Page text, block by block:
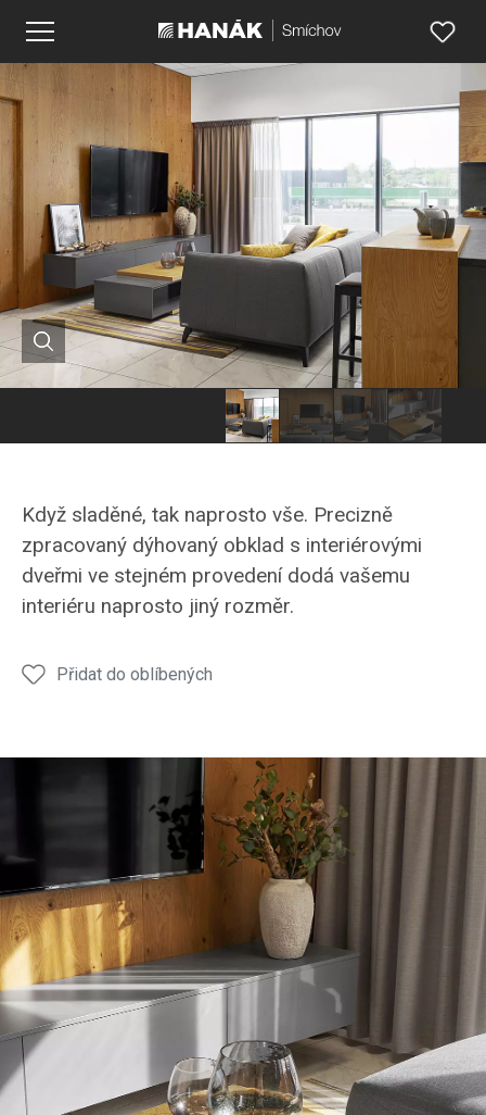
obývací
pokoj
antracit
obývací
pokoj
antracit
obývací
pokoj
antracit
obývací
pokoj
antracit
Když sladěné, tak naprosto vše. Precizně
zpracovaný dýhovaný obklad s interiérovými
dveřmi ve stejném provedení dodá vašemu
interiéru naprosto jiný rozměr.
Přidat do oblíbených